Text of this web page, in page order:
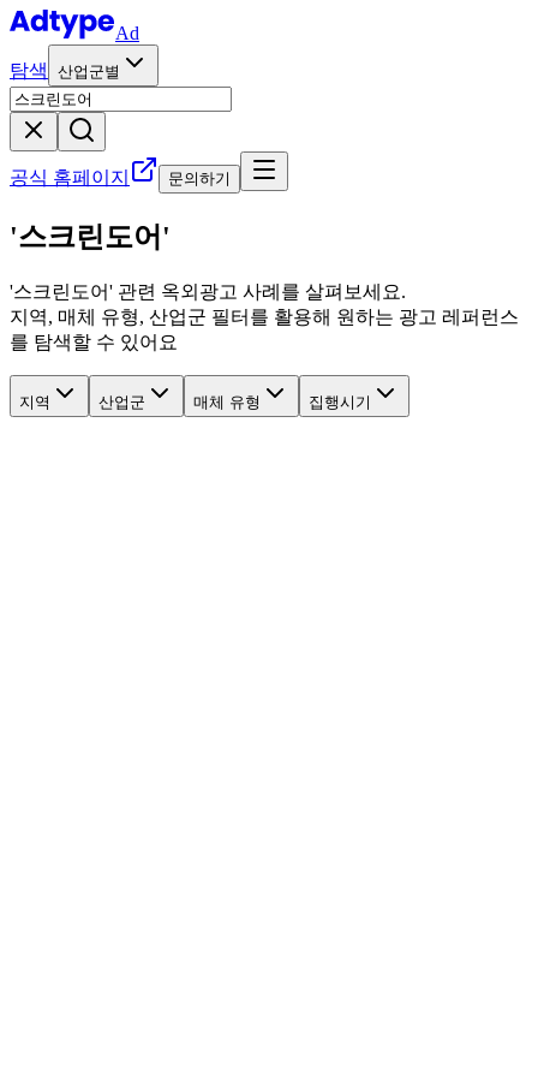
Ad
탐색
산업군별
공식 홈페이지 문의하기
'스크린도어'
'스크린도어' 관련 옥외광고 사례를 살펴보세요.
지역, 매체 유형, 산업군 필터를 활용해 원하는 광고 레퍼런스
를 탐색할 수 있어요
지역 산업군 매체 유형 집행시기